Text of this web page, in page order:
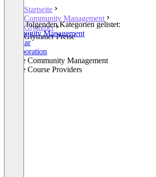
Startseite
Community Management
Glymmer
Glymmer Preise
In den folgenden Kategorien gelistet:
Community Management
Webinar
Collaboration
Online Community Management
Online Course Providers